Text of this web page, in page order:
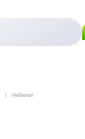
/ Небилет